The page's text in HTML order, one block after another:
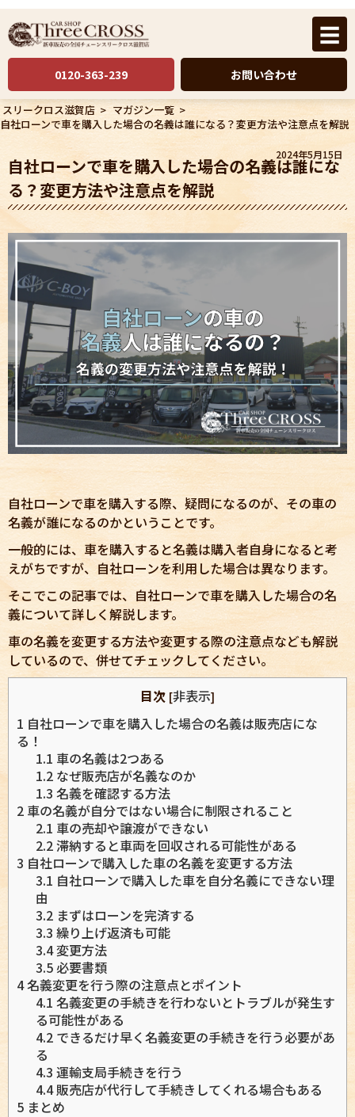
☰
0120-363-239 お問い合わせ
スリークロス滋賀店 > マガジン一覧 >
自社ローンで車を購入した場合の名義は誰になる？変更方法や注意点を解説
2024年5月15日
自社ローンで車を購入した場合の名義は誰にな
る？変更方法や注意点を解説
自社ローンで車を購入する際、疑問になるのが、その車の
名義が誰になるのかということです。
一般的には、車を購入すると名義は購入者自身になると考
えがちですが、自社ローンを利用した場合は異なります。
そこでこの記事では、自社ローンで車を購入した場合の名
義について詳しく解説します。
車の名義を変更する方法や変更する際の注意点なども解説
しているので、併せてチェックしてください。
目次 [非表示]
1 自社ローンで車を購入した場合の名義は販売店にな
る！
1.1 車の名義は2つある
1.2 なぜ販売店が名義なのか
1.3 名義を確認する方法
2 車の名義が自分ではない場合に制限されること
2.1 車の売却や譲渡ができない
2.2滞納すると車両を回収される可能性がある
3 自社ローンで購入した車の名義を変更する方法
3.1 自社ローンで購入した車を自分名義にできない理
由
3.2 まずはローンを完済する
3.3 繰り上げ返済も可能
3.4変更方法
3.5 必要書類
4名義変更を行う際の注意点とポイント
4.1 名義変更の手続きを行わないとトラブルが発生す
る可能性がある
4.2 できるだけ早く名義変更の手続きを行う必要があ
る
4.3 運輸支局手続きを行う
4.4販売店が代行して手続きしてくれる場合もある
5 まとめ